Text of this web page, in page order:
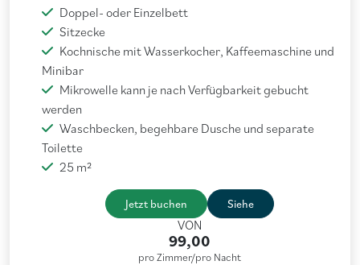
Doppel- oder Einzelbett
Sitzecke
Kochnische mit Wasserkocher, Kaffeemaschine und
Minibar
Mikrowelle kann je nach Verfügbarkeit gebucht
werden
Waschbecken, begehbare Dusche und separate
Toilette
25 m²
Jetzt buchen Siehe
VON
99,00
pro Zimmer/pro Nacht